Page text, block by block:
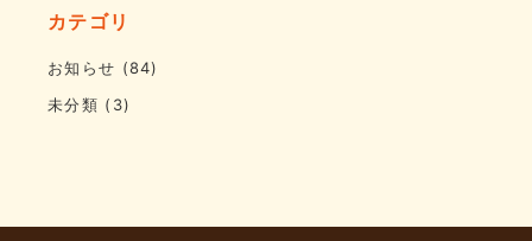
カテゴリ
お知らせ (84)
未分類 (3)